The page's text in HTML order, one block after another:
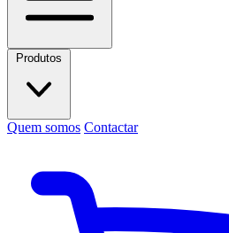
Produtos
Quem somos Contactar